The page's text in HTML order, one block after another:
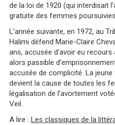
de la loi de 1920 (qui interdisait
gratuite des femmes
L’année suivante, en 1972, au
Halimi défend Marie-Claire
ans, accusée d’avoir eu
alors passible
accusée de complicité. La jeune
devient la cause de toutes les
légalisation de l’avortement
Veil.
A lire : Les classiques de la